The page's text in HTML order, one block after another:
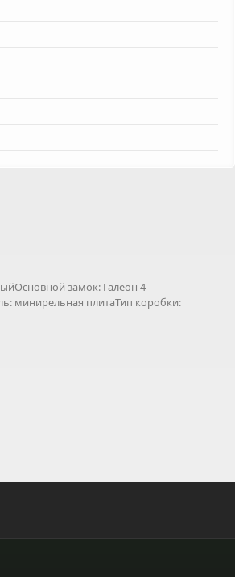
замок: Галеон 4
минирельная плитаТип коробки: